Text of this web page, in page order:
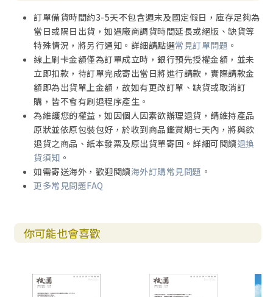
訂單備貨時間約3-5天不包含週末及國定假日，庫存足夠為
當日或隔日出貨，如遇廠商調貨時間延長或絕版、缺貨等
特殊情況，將另行通知。詳細請點選常見訂單問題 。
線上刷卡金額僅為訂單成立時，銀行預先授權金額，並未
立即扣款，待訂單完成寄出當日將進行請款，實際請款金
額即為出貨單上金額，故如有更改訂單、缺貨或取消訂
購，皆不會有刷退程序產生。
為維護您的權益，如因個人因素欲辦理退貨，請維持產品
原狀並依原包裝包好，於收到商品鑑賞期七天內，將與欲
退貨之商品、紙本發票及原出貨單寄回。詳細可閱讀退換
貨須知 。
如需寄送海外，歡迎閱讀海外訂購常見問題 。
更多常見問題FAQ
你可能也會喜歡